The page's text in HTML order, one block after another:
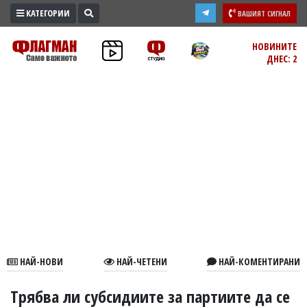
ПРОМО
ЗОНА
В
КАТЕГОРИИ ВАШИЯТ СИГНАЛ
НОВИНИТЕ
ДНЕС: 2
НАЙ-НОВИ НАЙ-ЧЕТЕНИ НАЙ-КОМЕНТИРАНИ
Трябва ли субсидиите за партиите да се